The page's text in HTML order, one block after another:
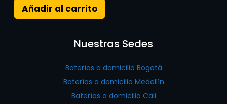
Añadir al carrito
Nuestras Sedes
Baterías a domicilio Bogotá
Baterías a domicilio Medellín
Baterías a domicilio Cali